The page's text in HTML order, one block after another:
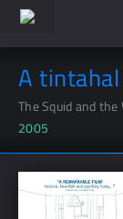
A
The Squid and the
2005